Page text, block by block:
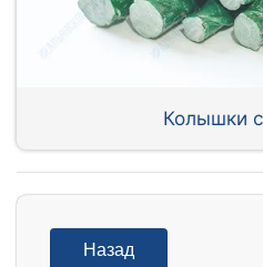
Колышки
Назад